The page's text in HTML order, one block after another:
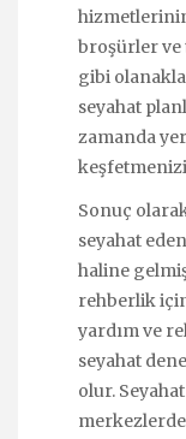
broşürler ve
gibi
seyahat
zamanda
Sonuç
seyahat
haline
rehberlik
yardım ve
seyahat
olur.